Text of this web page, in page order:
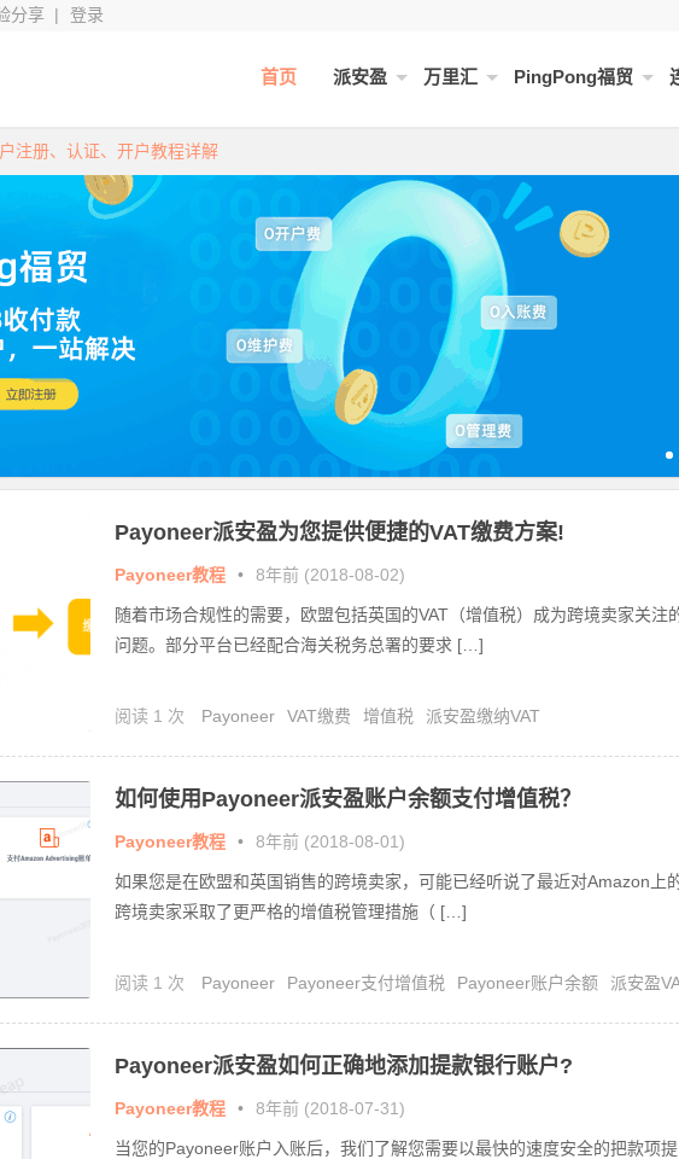
分享 | 登录
首页 派安盈 万里汇 PingPong福贸
注册、认证、开户教程详解
提现到国内（教程及费用）！
Payoneer派安盈为您提供便捷的VAT缴费方案!
Payoneer教程 • 8年前 (2018-08-02)
随着市场合规性的需要，欧盟包括英国的VAT（增值税）成为跨境卖家关注
问题。部分平台已经配合海关税务总署的要求 […]
阅读 1 次 Payoneer VAT缴费 增值税 派安盈缴纳VAT
如何使用Payoneer派安盈账户余额支付增值税？
Payoneer教程 • 8年前 (2018-08-01)
如果您是在欧盟和英国销售的跨境卖家，可能已经听说了最近对Amazon上
跨境卖家采取了更严格的增值税管理措施（ […]
阅读 1 次 Payoneer Payoneer支付增值税 Payoneer账户余额
派安盈
Payoneer派安盈如何正确地添加提款银行账户?
Payoneer教程 • 8年前 (2018-07-31)
当您的Payoneer账户入账后，我们了解您需要以最快的速度安全的把款项提